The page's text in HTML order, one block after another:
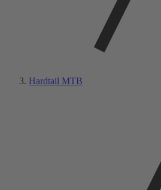
Hardtail MTB